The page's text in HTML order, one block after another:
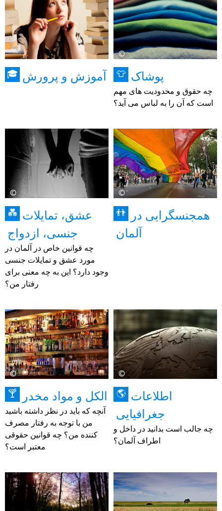
🎓 آموزش و پرورش
©
👕 پوشاک
چه حقوق و محدودیت های مهم
است که آن را به لباس می آید؟
©
💑 عشق، تمایلات
جنسی، ازدواج
چه قوانین خاص در آلمان در
مورد عشق و تمایلات جنسی
وجود دارد؟ این به چه معنی برای
رفتار من؟
©
👬
همجنسگرایی در
آلمان
©
🍸 الکل و مواد مخدر
آنچه که باید در نظر داشته باشید
من با توجه به رفتار مصرف
کننده من؟ چه قوانین حقوقی
معتبر است؟
©
🌎 اطلاعات
جغرافیایی
چه جالب است بدانید در داخل و
اطراف آلمان؟